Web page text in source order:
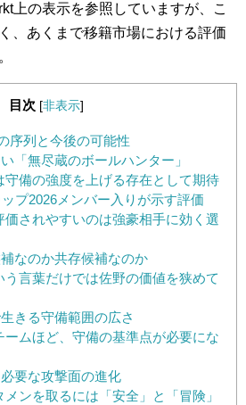
上の表示を参照していますが、こ
、あくまで移籍市場における評価
目次 [非表示]
序列と今後の可能性
「無尽蔵のボールハンター」
守備の強度を上げる存在として期待
プ2026メンバー入りが示す評価
価されやすいのは強豪相手に効く選
なのか共存候補なのか
う言葉だけでは佐野の価値を狭めて
きる守備範囲の広さ
ームほど、守備の基準点が必要にな
要な攻撃面の進化
ンを取るには「安全」と「冒険」